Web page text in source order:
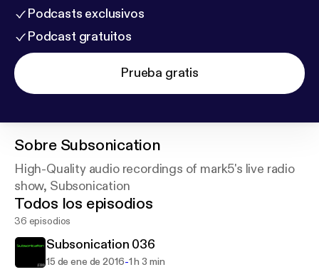
Podcasts exclusivos
Podcast gratuitos
Prueba gratis
Sobre Subsonication
High-Quality audio recordings of mark5's live radio
show, Subsonication
Todos los episodios
36 episodios
Subsonication 036
15 de ene de 2016-1 h 3 min